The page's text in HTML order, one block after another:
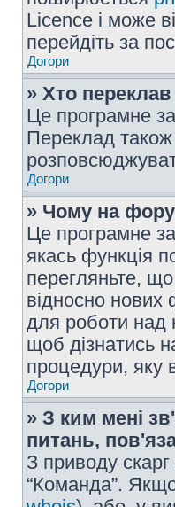
Licence і може
перейдіть за
Догори
» Хто
Це програмне
Переклад також
Догори
» Чому на
Це програмне
якась функція
перегляньте,
відносно
для роботи над
щоб дізнатись
процедури, яку
Догори
» З ким мені
питань,
З приводу скарг
“Команда”.